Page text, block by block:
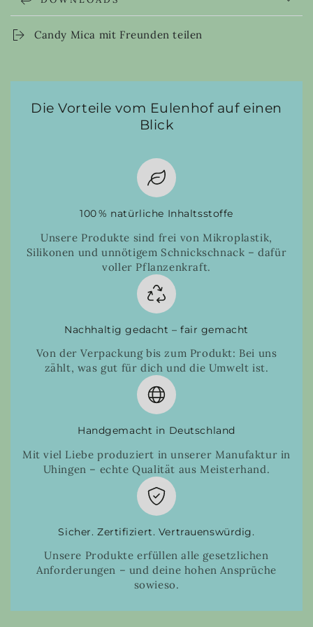
Candy Mica mit Freunden teilen
Die Vorteile vom Eulenhof auf einen
Blick
100 % natürliche Inhaltsstoffe
Unsere Produkte sind frei von Mikroplastik,
Silikonen und unnötigem Schnickschnack – dafür
voller Pflanzenkraft.
Nachhaltig gedacht – fair gemacht
Von der Verpackung bis zum Produkt: Bei uns
zählt, was gut für dich und die Umwelt ist.
Handgemacht in Deutschland
Mit viel Liebe produziert in unserer Manufaktur in
Uhingen – echte Qualität aus Meisterhand.
Sicher. Zertifiziert. Vertrauenswürdig.
Unsere Produkte erfüllen alle gesetzlichen
Anforderungen – und deine hohen Ansprüche
sowieso.